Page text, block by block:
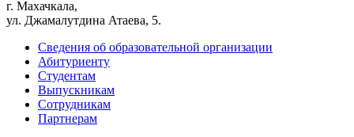
г. Махачкала,
ул. Джамалутдина Атаева, 5.
Сведения об образовательной организации
Абитуриенту
Студентам
Выпускникам
Сотрудникам
Партнерам